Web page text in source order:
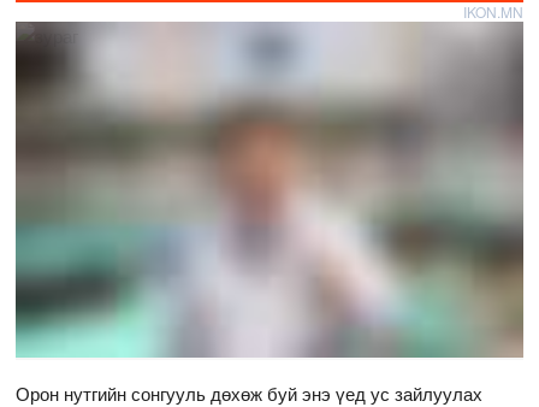
IKON.MN
Орон нутгийн сонгууль дөхөж буй энэ үед ус зайлуулах